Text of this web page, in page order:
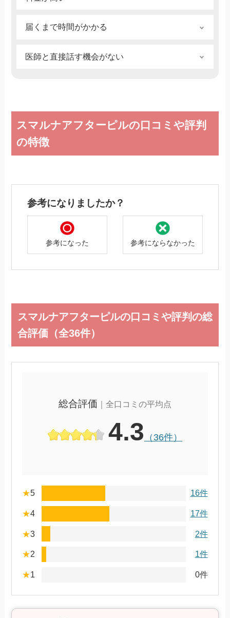
Kogekapi｜20代前半｜女性｜2025年2月25日
額ですかね。普通に診察するよりかはきっと料
ゆか ｜30代前半｜女性｜2025年2月25日
届くまで時間がかかる
られてくるまでに時間がかかり、また送料もか
医師と直接話す機会がない
リナ｜20代前半｜女性｜2025年2月25日
スマルナアフターピルの口コミや評判
の特徴
参考になりましたか？
参考になった 参考にならなかった
スマルナアフターピルの口コミや評判の総
合評価（全36件）
総合評価 ｜全口コミの平均点
4.3 （36件）
★5 16件
★4 17件
★3 2件
★2 1件
★1 0件